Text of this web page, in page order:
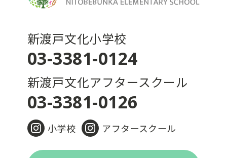
新渡戸文化小学校
03-3381-0124
新渡戸文化アフタースクール
03-3381-0126
小学校 アフタースクール